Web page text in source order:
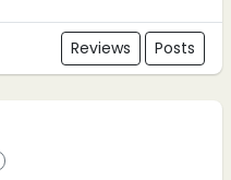
Reviews Posts